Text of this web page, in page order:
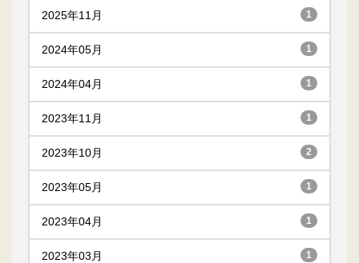
2025年11月 1
2024年05月 1
2024年04月 1
2023年11月 1
2023年10月 2
2023年05月 1
2023年04月 1
2023年03月 1